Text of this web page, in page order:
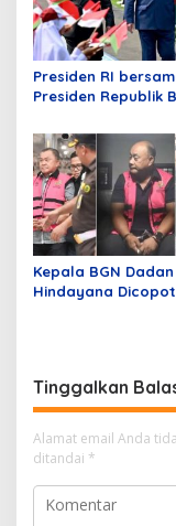
Presiden RI
Presiden Republik
Bilateral
Kepala BGN Dadan
Hindayana Dicopot
Tinggalkan
Alamat email Anda
ditandai *